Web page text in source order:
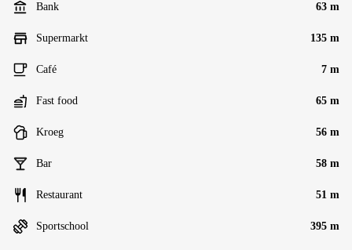
Bank 63 m
Supermarkt 135 m
Café 7 m
Fast food 65 m
Kroeg 56 m
Bar 58 m
Restaurant 51 m
Sportschool 395 m